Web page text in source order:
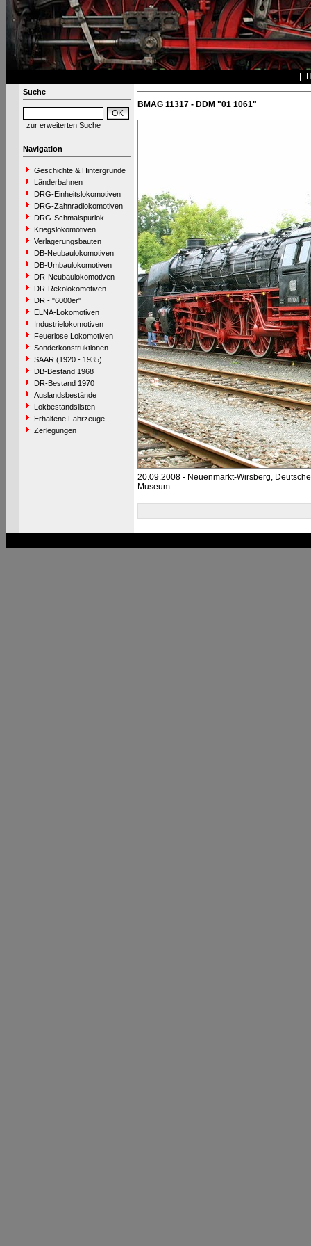
Suche
zur erweiterten Suche
Navigation
Geschichte & Hintergründe
Länderbahnen
DRG-Einheitslokomotiven
DRG-Zahnradlokomotiven
DRG-Schmalspurlok.
Kriegslokomotiven
Verlagerungsbauten
DB-Neubaulokomotiven
DB-Umbaulokomotiven
DR-Neubaulokomotiven
DR-Rekolokomotiven
DR - "6000er"
ELNA-Lokomotiven
Industrielokomotiven
Feuerlose Lokomotiven
Sonderkonstruktionen
SAAR (1920 - 1935)
DB-Bestand 1968
DR-Bestand 1970
Auslandsbestände
Lokbestandslisten
Erhaltene Fahrzeuge
Zerlegungen
BMAG 11317 - DDM "01 1061"
20.09.2008 - Neuenmarkt-Wirsberg,
Museum